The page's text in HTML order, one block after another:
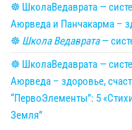
☸ ШколаВедаврата —
Аюрведа и Панчакарма –
☸ Школа Ведаврата—
☸ ШколаВедаврата —
Аюрведа – здоровье,
“ПервоЭлементы”: 5
Земля”